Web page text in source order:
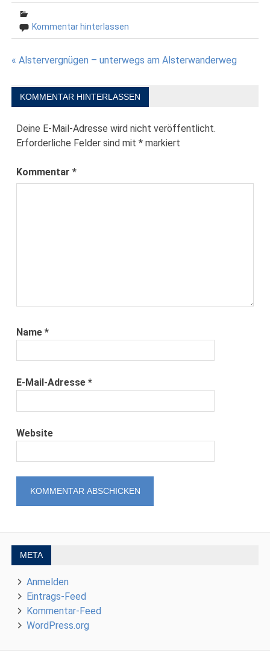
Kommentar hinterlassen
Beitragsnavigation
« Alstervergnügen – unterwegs am Alsterwanderweg
KOMMENTAR HINTERLASSEN
Deine E-Mail-Adresse wird nicht veröffentlicht.
Erforderliche Felder sind mit* markiert
Kommentar*
Name*
E-Mail-Adresse*
Website
META
Anmelden
Eintrags-Feed
Kommentar-Feed
WordPress.org